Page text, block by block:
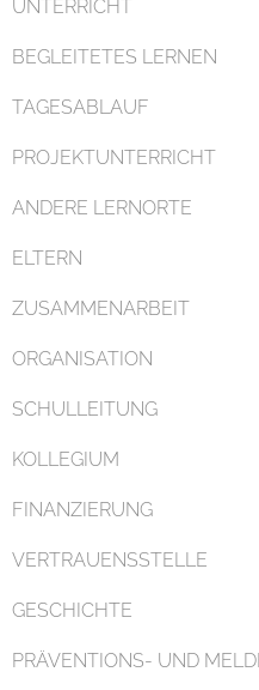
UNTERRICHT
BEGLEITETES LERNEN
TAGESABLAUF
PROJEKTUNTERRICHT
ANDERE LERNORTE
ELTERN
ZUSAMMENARBEIT
ORGANISATION
SCHULLEITUNG
KOLLEGIUM
FINANZIERUNG
VERTRAUENSSTELLE
GESCHICHTE
PRÄVENTIONS- UND